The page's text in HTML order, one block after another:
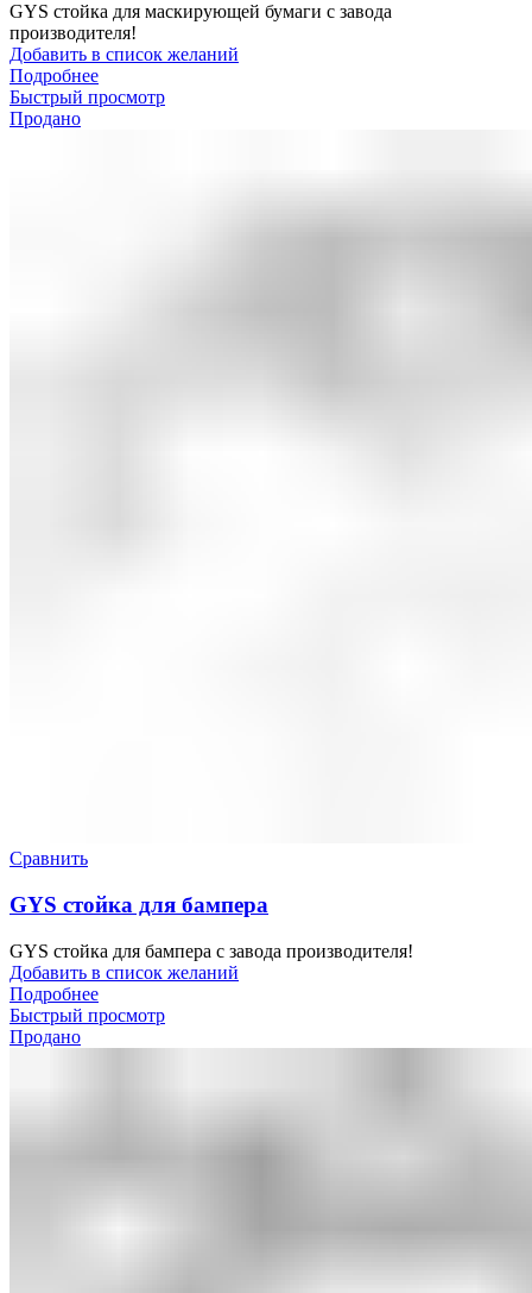
GYS стойка для маскирующей бумаги с завода
производителя!
Добавить в список желаний
Подробнее
Быстрый просмотр
Продано
Сравнить
GYS стойка для бампера
GYS стойка для бампера с завода производителя!
Добавить в список желаний
Подробнее
Быстрый просмотр
Продано